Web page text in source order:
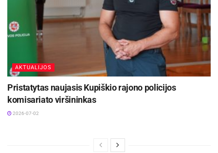
žemyn, taip neįstengiate sustabdyti. O dar
sakote, kad remiate gyvulininkystę. Kiek jūs taip
ją galite remti?“, – nevyniojo žodžių į vatą V.
Baršauskas.
Reikalauja lygiuotis į Europą
Viceministras A. Ežerskis teisinosi, kad siūlė
išeitį – numatyti pieno įstatyme iki 20 proc. riboti
AKTUALIJOS
Pristatytas naujasis Kupiškio rajono policijos
komisariato viršininkas
2026-07-02